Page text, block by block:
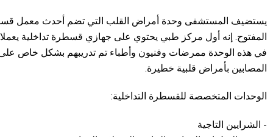
يستضيف المستشفى وحدة أمراض القلب التي تضم أحدث معمل
المفتوح. إنه أول مركز طبي يحتوي على جهازي قسطرة تداخلية
في هذه الوحدة ممرضات وفنيون وأطباء تم تدريبهم بشكل خاص
المصابين بأمراض قلبية خطيرة.
الوحدات المتخصصة للقسطرة التداخلية:
- الشرايين التاجية